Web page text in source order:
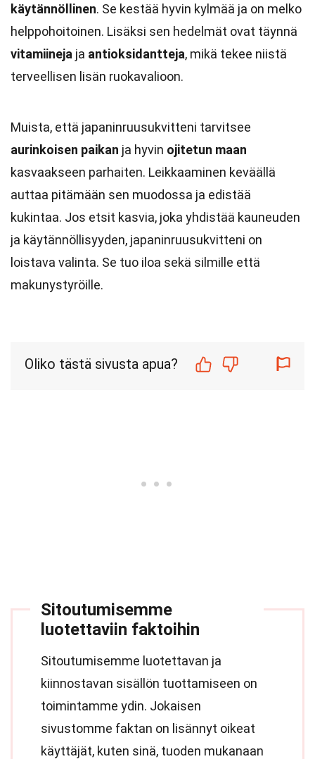
käytännöllinen. Se kestää hyvin kylmää ja on melko
helppohoitoinen. Lisäksi sen hedelmät ovat täynnä
vitamiineja ja antioksidantteja, mikä tekee niistä
terveellisen lisän ruokavalioon.
Muista, että japaninruusukvitteni tarvitsee
aurinkoisen paikan ja hyvin ojitetun maan
kasvaakseen parhaiten. Leikkaaminen keväällä
auttaa pitämään sen muodossa ja edistää
kukintaa. Jos etsit kasvia, joka yhdistää kauneuden
ja käytännöllisyyden, japaninruusukvitteni on
loistava valinta. Se tuo iloa sekä silmille että
makunystyröille.
Oliko tästä sivusta apua?
Sitoutumisemme
luotettaviin faktoihin
Sitoutumisemme luotettavan ja
kiinnostavan sisällön tuottamiseen on
toimintamme ydin. Jokaisen
sivustomme faktan on lisännyt oikeat
käyttäjät, kuten sinä, tuoden mukanaan